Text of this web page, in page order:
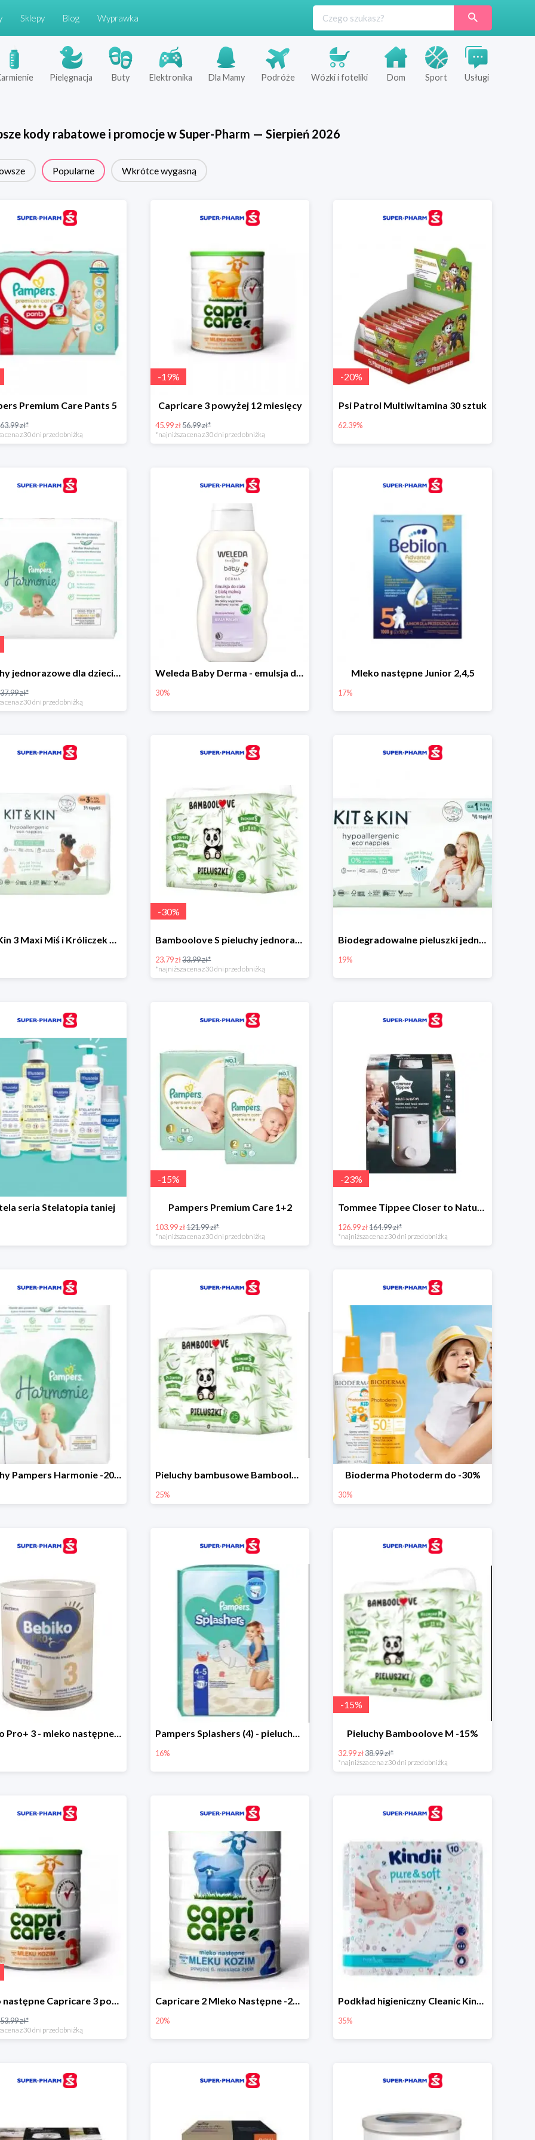
Sklepy Blog Wyprawka
Pielęgnacja Buty Elektronika Dla Mamy Podróże Wózki i foteliki Dom Sport Usługi
kody rabatowe i promocje wSuper-Pharm — Sierpień 2026
Popularne Wkrótce wygasną
Premium Care Pants 5
63.99 zł*
cena z 30 dni przed obniżką
-19%
Capricare 3 powyżej 12 miesięcy
45.99 zł56.99 zł*
*najniższa cena z 30 dni przed obniżką
-20%
Psi Patrol Multiwitamina 30 sztuk
62.39%
Pieluchy jednorazowe dla dzieci Pampers Harmonie
37.99 zł*
cena z 30 dni przed obniżką
Weleda Baby Derma - emulsja do ciała dla niemowląt i dzieci
30%
Mleko następne Junior 2,4,5
17%
Kit & Kin 3 Maxi Miś i Króliczek pieluchy jednorazowe dla dzieci
-30%
Bamboolove S pieluchy jednorazowe
23.79 zł33.99 zł*
*najniższa cena z 30 dni przed obniżką
Biodegradowalne pieluszki jednorazowe -19%
19%
seria Stelatopia taniej
-15%
Pampers Premium Care 1+2
103.99 zł121.99 zł*
*najniższa cena z 30 dni przed obniżką
-23%
Tommee Tippee Closer to Nature - elektryczny podgrzewacz butelek i pokarmu
126.99 zł164.99 zł*
*najniższa cena z 30 dni przed obniżką
Pieluchy Pampers Harmonie -20% Pieluchy bambusowe Bamboolove S -25%
25%
Bioderma Photoderm do -30%
30%
Bebiko Pro+ 3 - mleko następne dla dzieci -13% Pampers Splashers (4) - pieluchy jednorazowe do pływania -16%
16%
-15%
Pieluchy Bamboolove M -15%
32.99 zł38.99 zł*
*najniższa cena z 30 dni przed obniżką
Mleko następne Capricare 3 powyżej 12 miesięcy 400 g
53.99 zł*
cena z 30 dni przed obniżką
Capricare 2 Mleko Następne -20%
20%
Podkład higieniczny Cleanic Kindii Pure & Soft -35%
35%